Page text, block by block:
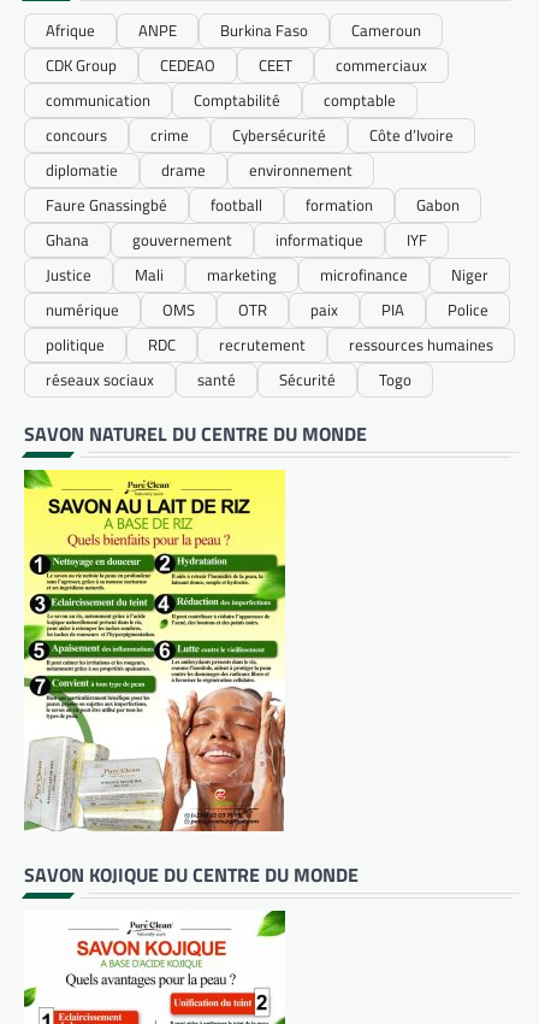
Afrique ANPE Burkina Faso
Cameroun
CDK Group
CEDEAO CEET
commerciaux
communication
Comptabilité
comptable
concours
crime Cybersécurité
Côte d’Ivoire
diplomatie
drame
environnement
Faure Gnassingbé
football formation
Gabon
Ghana
gouvernement informatique
IYF
Justice
Mali marketing microfinance
Niger
numérique
OMS OTR paix PIA
Police
politique
RDC recrutement
ressources humaines
réseaux sociaux
santé Sécurité Togo
SAVON NATUREL DU CENTRE DU MONDE
SAVON KOJIQUE DU CENTRE DU MONDE